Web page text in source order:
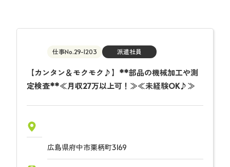
仕事No.29-1203 派遣社員
【カンタン＆モクモク♪】**部品の機械加工や測
定検査**≪月収27万以上可！≫≪未経験OK♪≫
広島県府中市栗柄町3169